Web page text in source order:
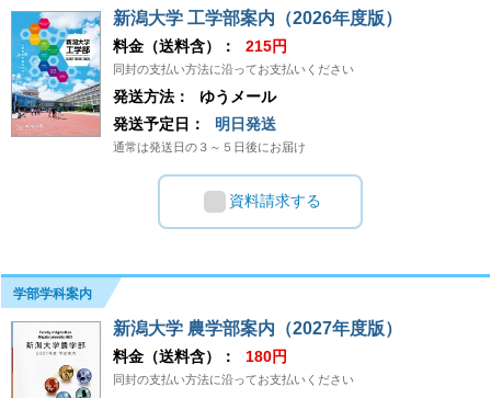
新潟大学 工学部案内（2026年度版）
料金（送料含）： 215円
同封の支払い方法に沿ってお支払いください
発送方法：
ゆうメール
発送予定日：
明日発送
通常は発送日の３～５日後にお届け
資料請求する
学部学科案内
新潟大学 農学部案内（2027年度版）
料金（送料含）： 180円
同封の支払い方法に沿ってお支払いください